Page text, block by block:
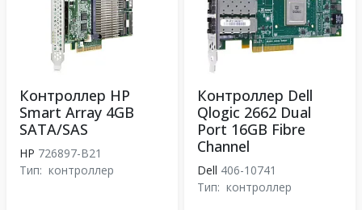
Контроллер HP
Smart Array 4GB
SATA/SAS
HP 726897-B21
Тип: контроллер
Контроллер Dell
Qlogic 2662 Dual
Port 16GB Fibre
Channel
Dell 406-10741
Тип: контроллер